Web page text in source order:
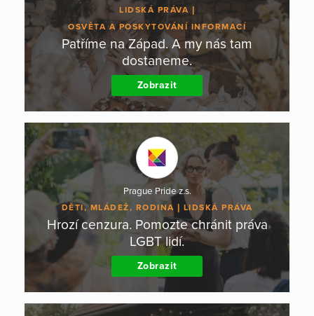
LIDSKÁ PRÁVA
OSVĚTA A POSKYTOVÁNÍ INFORMACÍ
Patříme na Západ. A my nás tam
dostaneme.
Zobrazit
Prague Pride z.s.
DĚTI, MLÁDEŽ, RODINA LIDSKÁ PRÁVA
Hrozí cenzura. Pomozte chránit práva
LGBT lidí.
Zobrazit